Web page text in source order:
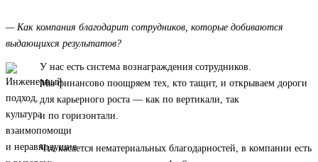
— Как компания благодарит сотрудников, которые добиваются
выдающихся результатов?
У нас есть система вознаграждения сотрудников.
Мы финансово поощряем тех, кто тащит, и открываем дороги
для карьерного роста — как по вертикали, так
и по горизонтали.
Что касается нематериальных благодарностей, в компании есть